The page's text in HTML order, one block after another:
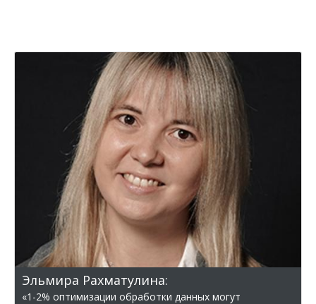
Эльмира Рахматулина:
«1-2% оптимизации обработки данных могут